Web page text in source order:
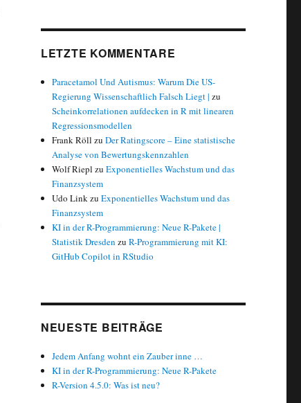
LETZTE KOMMENTARE
Paracetamol Und Autismus: Warum Die US-
Regierung Wissenschaftlich Falsch Liegt | zu
Scheinkorrelationen aufdecken in R mit linearen
Regressionsmodellen
Frank Röll zuDer Ratingscore – Eine statistische
Analyse von Bewertungskennzahlen
Wolf Riepl zuExponentielles Wachstum und das
Finanzsystem
Udo LinkzuExponentielles Wachstum und das
Finanzsystem
KI in der R-Programmierung: Neue R-Pakete |
Statistik Dresden zuR-Programmierung mit KI:
GitHub Copilot in RStudio
NEUESTE BEITRÄGE
Jedem Anfang wohnt ein Zauber inne …
KI in der R-Programmierung: Neue R-Pakete
R-Version 4.5.0: Was ist neu?